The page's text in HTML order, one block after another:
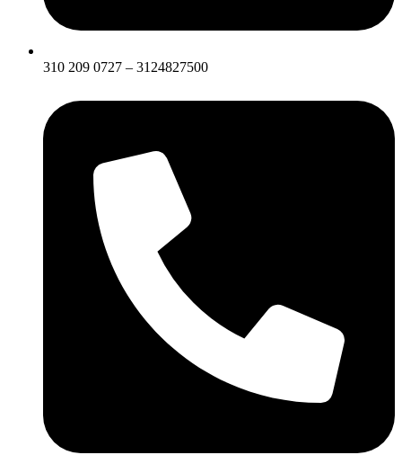
310 209 0727 – 3124827500